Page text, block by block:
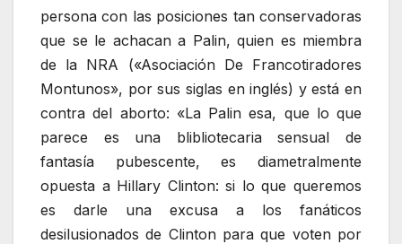
persona con las posiciones tan conservadoras
que se le achacan a Palin, quien es miembra
de la NRA («Asociación De Francotiradores
Montunos», por sus siglas en inglés) y está en
contra del aborto: «La Palin esa, que lo que
parece es una blibliotecaria sensual de
fantasía pubescente, es diametralmente
opuesta a Hillary Clinton: si lo que queremos
es darle una excusa a los fanáticos
desilusionados de Clinton para que voten por